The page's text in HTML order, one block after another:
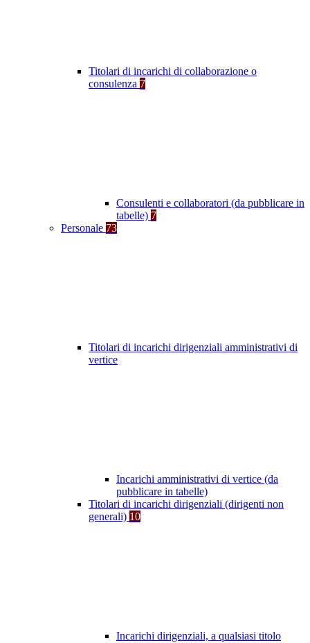
Titolari di incarichi di collaborazione o
consulenza 7
Consulenti e collaboratori (da pubblicare in
tabelle) 7
Personale 73
Titolari di incarichi dirigenziali amministrativi di
vertice
Incarichi amministrativi di vertice (da
pubblicare in tabelle)
Titolari di incarichi dirigenziali (dirigenti non
generali) 10
Incarichi dirigenziali, a qualsiasi titolo